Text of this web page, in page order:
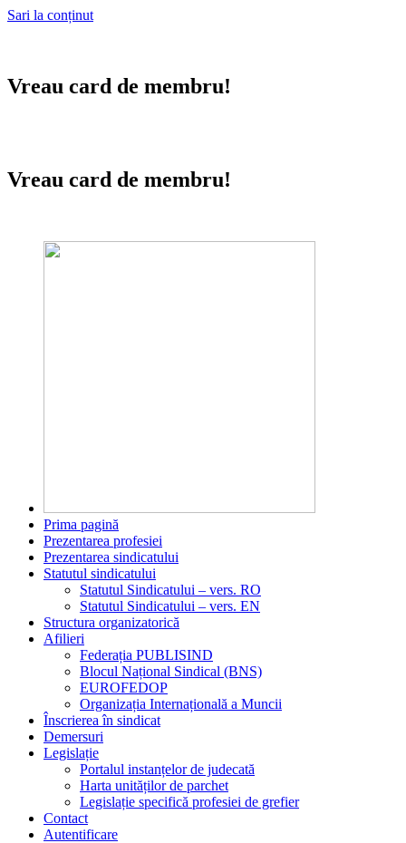
Sari la conținut
Vreau card de membru!
Vreau card de membru!
Prima pagină
Prezentarea profesiei
Prezentarea sindicatului
Statutul sindicatului
Statutul Sindicatului – vers. RO
Statutul Sindicatului – vers. EN
Structura organizatorică
Afilieri
Federația PUBLISIND
Blocul Național Sindical (BNS)
EUROFEDOP
Organizația Internațională a Muncii
Înscrierea în sindicat
Demersuri
Legislație
Portalul instanțelor de judecată
Harta unităților de parchet
Legislație specifică profesiei de grefier
Contact
Autentificare